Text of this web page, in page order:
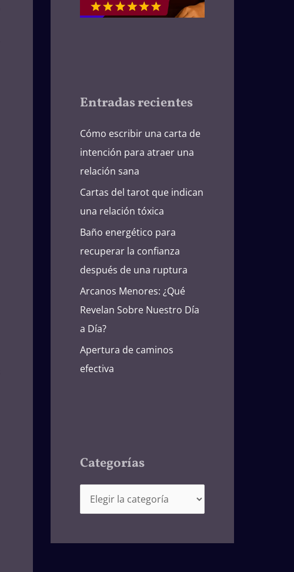
Entradas recientes
Cómo escribir una carta de
intención para atraer una
relación sana
Cartas del tarot que indican
una relación tóxica
Baño energético para
recuperar la confianza
después de una ruptura
Arcanos Menores: ¿Qué
Revelan Sobre Nuestro Día
a Día?
Apertura de caminos
efectiva
Categorías